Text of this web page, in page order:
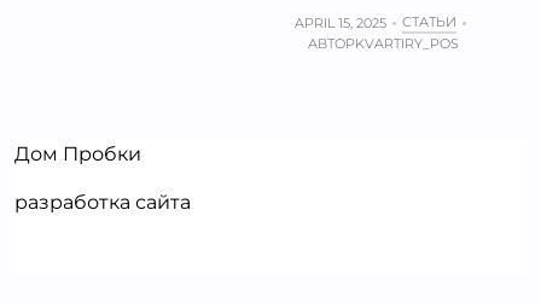
APRIL 15, 2025
СТАТЬИ
АВТОРKVARTIRY_POS
Дом Пробки
разработка сайта